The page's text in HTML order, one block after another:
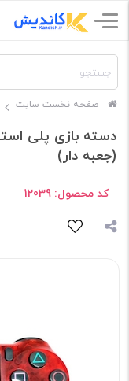
صفحه نخست سایت
(جعبه دار)
کد محصول: 12039